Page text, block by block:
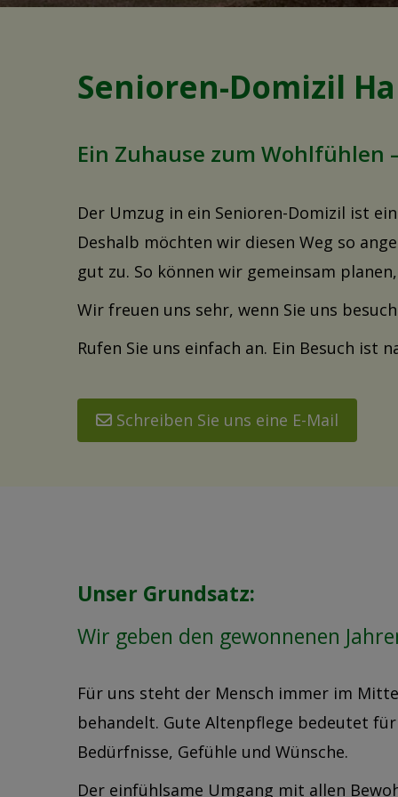
Senioren-Domizil
Ein Zuhause zum
Der Umzug in ein Senioren-Domizil ist
Deshalb möchten wir diesen Weg so
gut zu. So können wir gemeinsam
Wir freuen uns sehr, wenn Sie uns
Rufen Sie uns einfach an. Ein Besuch ist
Schreiben Sie uns eine E-Mail
Unser Grundsatz:
Wir geben den gewonnenen
Für uns steht der Mensch immer im
behandelt. Gute Altenpflege bedeutet
Bedürfnisse, Gefühle und Wünsche.
Der einfühlsame Umgang mit allen